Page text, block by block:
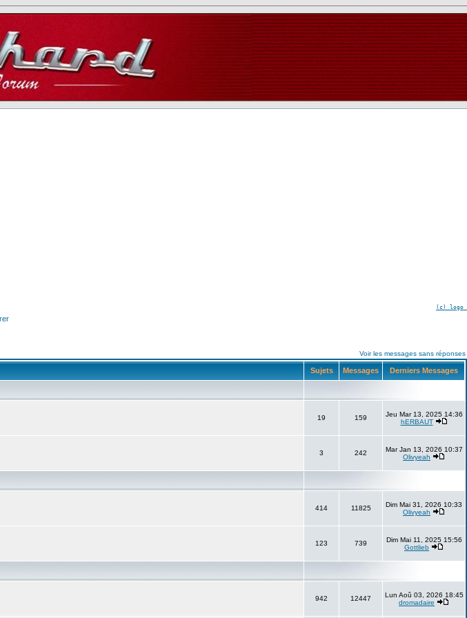
(c) logo
Voir les messages sans réponses
Sujets Messages Derniers Messages
19 159
Jeu Mar 13, 2025 14:36
hERBAUT
3 242
Mar Jan 13, 2026 10:37
Olivyeah
414 11825
Dim Mai 31, 2026 10:33
Olivyeah
123 739
Dim Mai 11, 2025 15:56
Gottlieb
942 12447
Lun Aoû 03, 2026 18:45
dromadaire